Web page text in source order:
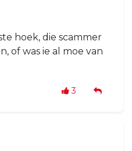
hoek, die scammer
of was ie al moe van
3